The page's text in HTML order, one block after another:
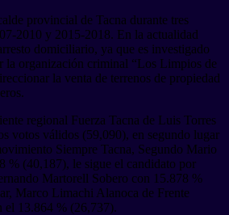
provincial de Tacna durante tres
2010 y 2015-2018. En la actualidad
domiciliario, ya que es investigado
la organización criminal “Los Limpios de
la venta de terrenos de propiedad
regional Fuerza Tacna de Luis Torres
votos válidos (59,090), en segundo lugar
Siempre Tacna, Segundo Mario
% (40,187), le sigue el candidato por
Martorell Sobero con 15.878 %
Marco Limachi Alanoca de Frente
el 13.864 % (26,737).